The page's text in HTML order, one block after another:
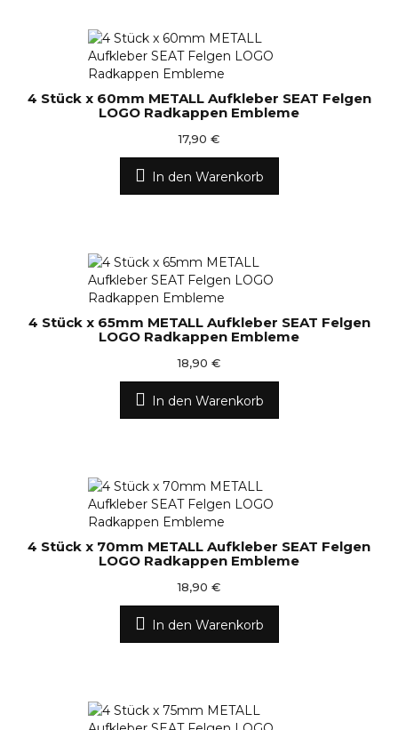
4 Stück x 60mm METALL Aufkleber SEAT Felgen
LOGO Radkappen Embleme
17,90 €
In den Warenkorb
4 Stück x 65mm METALL Aufkleber SEAT Felgen
LOGO Radkappen Embleme
18,90 €
In den Warenkorb
4 Stück x 70mm METALL Aufkleber SEAT Felgen
LOGO Radkappen Embleme
18,90 €
In den Warenkorb